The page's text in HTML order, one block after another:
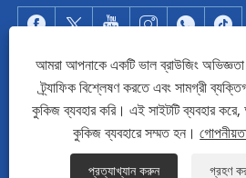
কপিরাইট © 2022 Qingdao Maotong Power
টাওয়ার, সাবস্টেশন স্টিল স্ট্রাকচার, স্টিল পাইপ টাওয়ার - সর্বস্বত্ব
Sitemap RSS XML
আমরা আপনাকে একটি ভাল ব্রাউজিং অভিজ্ঞতা
ট্র্যাফিক বিশ্লেষণ করতে এবং সামগ্রী
কুকিজ ব্যবহার করি। এই সাইটটি ব্যবহার
কুকিজ ব্যবহারে সম্মত হন।
প্রত্যাখ্যান করুন গ্রহণ